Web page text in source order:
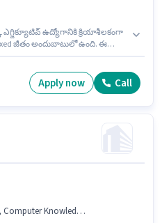
ఎగ్జిక్యూటివ్ ఉద్యోగానికి క్రియాశీలకంగా
జీతం అందుబాటులో ఉంది. ఈ
ఉంటుంది. మీరు నెలకు
అభ్యర్థి వద్ద Computer Knowledge,
Apply now Call
Handling Calls, Customer Handling